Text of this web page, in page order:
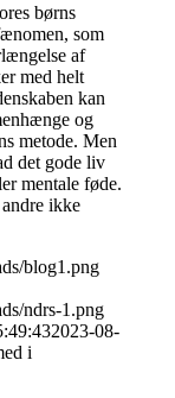
børns
som
af
med helt
kan
og
metode. Men
det gode liv
mentale føde.
ikke
blog1.png
ndrs-1.png
2023-08-
i